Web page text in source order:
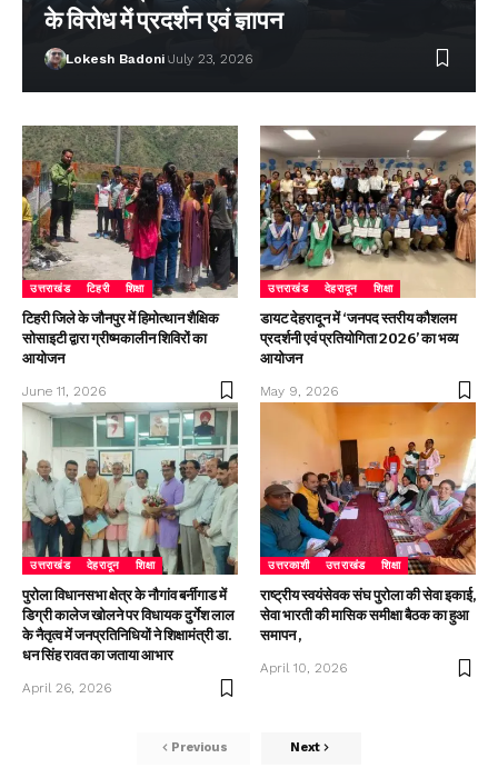
के विरोध में प्रदर्शन एवं ज्ञापन
Lokesh Badoni July 23, 2026
उत्तराखंड टिहरी शिक्षा
टिहरी जिले के जौनपुर में हिमोत्थान शैक्षिक
सोसाइटी द्वारा ग्रीष्मकालीन शिविरों का
आयोजन
June 11, 2026
उत्तराखंड देहरादून शिक्षा
डायट देहरादून में ‘जनपद स्तरीय कौशलम
प्रदर्शनी एवं प्रतियोगिता 2026’ का भव्य
आयोजन
May 9, 2026
उत्तराखंड देहरादून शिक्षा
पुरोला विधानसभा क्षेत्र के नौगांव बर्नीगाड में
डिग्री कालेज खोलने पर विधायक दुर्गेश लाल
के नैतृत्व में जनप्रतिनिधियों ने शिक्षामंत्री डा.
धन सिंह रावत का जताया आभार
April 26, 2026
उत्तरकाशी उत्तराखंड शिक्षा
राष्ट्रीय स्वयंसेवक संघ पुरोला की सेवा इकाई,
सेवा भारती की मासिक समीक्षा बैठक का हुआ
समापन ,
April 10, 2026
Previous Next